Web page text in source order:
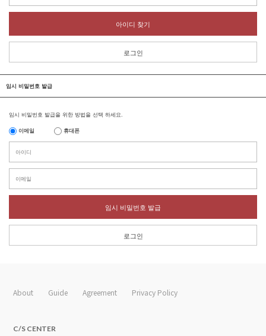
아이디 찾기
로그인
임시 비밀번호 발급
임시 비밀번호 발급을 위한 방법을 선택 하세요.
이메일 휴대폰
임시 비밀번호 발급
로그인
About Guide Agreement Privacy Policy
C/S CENTER